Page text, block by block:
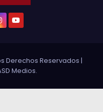
Derechos Reservados |
Medios.